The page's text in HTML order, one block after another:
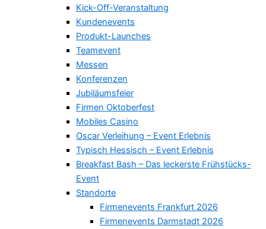
Kick-Off-Veranstaltung
Kundenevents
Produkt-Launches
Teamevent
Messen
Konferenzen
Jubiläumsfeier
Firmen Oktoberfest
Mobiles Casino
Oscar Verleihung – Event Erlebnis
Typisch Hessisch – Event Erlebnis
Breakfast Bash – Das leckerste Frühstücks-
Event
Standorte
Firmenevents Frankfurt 2026
Firmenevents Darmstadt 2026